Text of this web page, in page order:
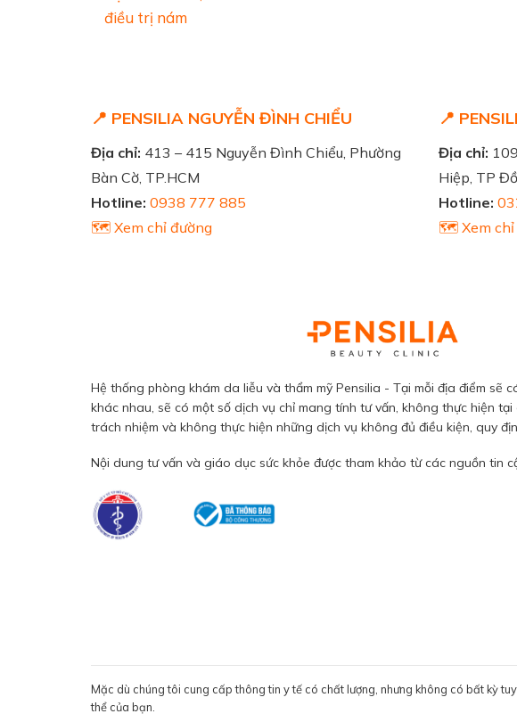
điều trị nám
📍 PENSILIA NGUYỄN ĐÌNH CHIỂU
Địa chỉ: 413 – 415 Nguyễn Đình Chiểu, Phường
Bàn Cờ, TP.HCM
Hotline: 0938 777 885
🗺️ Xem chỉ đường
📍
Địa chỉ:
Hiệp, TP
Hotline:
🗺️ Xem chỉ
Hệ thống phòng khám da liễu và thẩm mỹ Pensilia - Tại mỗi địa điểm sẽ
khác nhau, sẽ có một số dịch vụ chỉ mang tính tư vấn, không thực hiện
trách nhiệm và không thực hiện những dịch vụ không đủ điều kiện, quy
Nội dung tư vấn và giáo dục sức khỏe được tham khảo từ các nguồn tin
Mặc dù chúng tôi cung cấp thông tin y tế có chất lượng, nhưng không có bất kỳ
thể của bạn.